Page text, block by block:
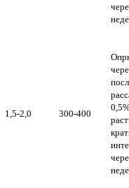
1,5-2,0 300-400